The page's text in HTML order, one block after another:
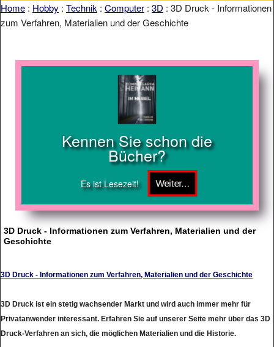
Home : Hobby : Technik : Computer : 3D : 3D Druck - Informationen
zum Verfahren, Materialien und der Geschichte
Kennen Sie schon die
Bücher?
Es ist Lesezeit!
3D Druck - Informationen zum Verfahren, Materialien und der
Geschichte
3D Druck - Informationen zum Verfahren, Materialien und der Geschichte
3D Druck ist ein stetig wachsender Markt und wird auch immer mehr für
Privatanwender interessant. Erfahren Sie auf unserer Seite mehr über das 3D
Druck-Verfahren an sich, die möglichen Materialien und die Historie.